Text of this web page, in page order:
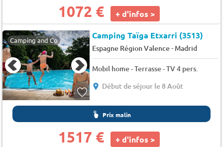
1072 € + d'infos >
Camping and Co Camping Taïga Etxarri (3513)
Espagne Région Valence- Madrid
Mobil home - Terrasse - TV 4 pers.
Début de séjour le 8 Août
Prix malin
1517 € + d'infos >